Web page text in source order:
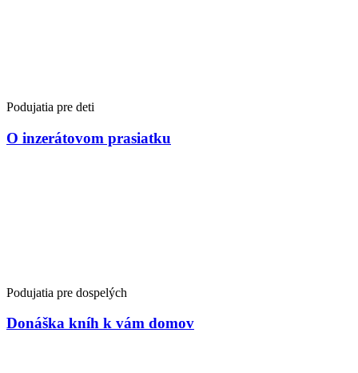
Podujatia pre deti
O inzerátovom prasiatku
Podujatia pre dospelých
Donáška kníh k vám domov